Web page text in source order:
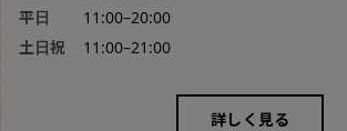
平日
11:00–20:00
土日祝
11:00–21:00
詳しく見る